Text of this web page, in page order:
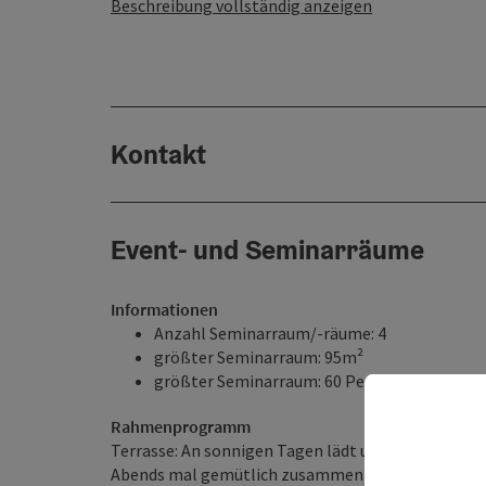
Beschreibung vollständig anzeigen
Kontakt
Event- und Seminarräume
Informationen
Anzahl Seminarraum/-räume: 4
größter Seminarraum: 95m²
größter Seminarraum: 60 Personen
Rahmenprogramm
Terrasse: An sonnigen Tagen lädt unsere
Abends mal gemütlich zusammenzusitzen.